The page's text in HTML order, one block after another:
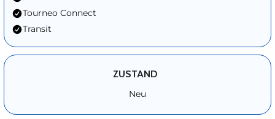
Tourneo Connect
Transit
ZUSTAND
Neu